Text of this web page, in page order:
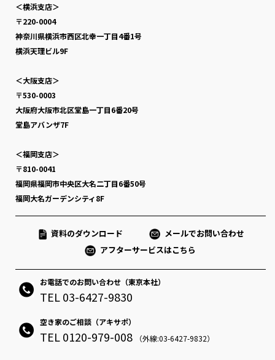
＜横浜支店＞
〒220-0004
神奈川県横浜市西区北幸一丁目4番1号
横浜天理ビル9F
＜大阪支店＞
〒530-0003
大阪府大阪市北区堂島一丁目6番20号
堂島アバンザ7F
＜福岡支店＞
〒810-0041
福岡県福岡市中央区大名二丁目6番50号
福岡大名ガーデンシティ8F
資料のダウンロード
メールでお問い合わせ
アフターサービスはこちら
お電話でのお問い合わせ（東京本社）
TEL 03-6427-9830
空き家のご相談（アキサポ）
TEL 0120-979-008 （外線:03-6427-9832）